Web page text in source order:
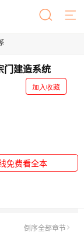
门建造系统
加入收藏
免费看全本
倒序全部章节